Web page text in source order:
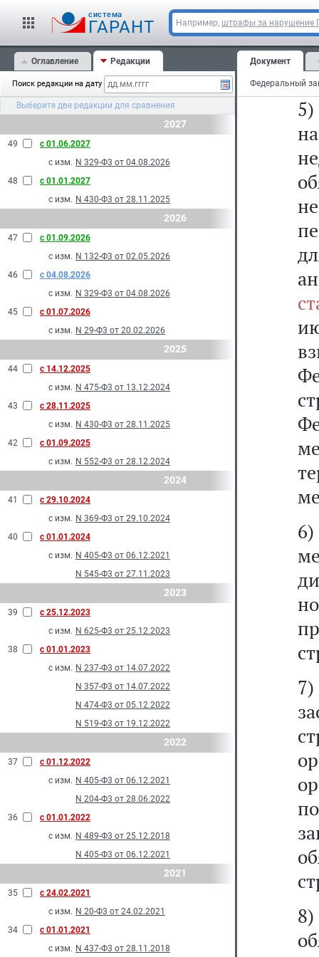
cистема
ГАРАНТ Например, штрафы за нарушение
Оглавление Редакции
Поиск редакции на дату
Выберите две редакции для сравнения
2027
49
с 01.06.2027
с изм. N 329-Ф3 от 04.08.2026
48
с 01.01.2027
с изм. N 430-Ф3 от 28.11.2025
2026
47
с 01.09.2026
с изм. N 132-Ф3 от 02.05.2026
46
с 04.08.2026
с изм. N 329-Ф3 от 04.08.2026
45
с 01.07.2026
с изм. N 29-Ф3 от 20.02.2026
2025
44
с 14.12.2025
с изм. N 475-Ф3 от 13.12.2024
43
с 28.11.2025
с изм. N 430-Ф3 от 28.11.2025
42
с 01.09.2025
с изм. N 552-Ф3 от 28.12.2024
2024
41
с 29.10.2024
с изм. N 369-Ф3 от 29.10.2024
40
с 01.01.2024
с изм. N 405-Ф3 от 06.12.2021
N 545-Ф3 от 27.11.2023
2023
39
с 25.12.2023
с изм. N 625-Ф3 от 25.12.2023
38
с 01.01.2023
с изм. N 237-Ф3 от 14.07.2022
N 357-Ф3 от 14.07.2022
N 474-Ф3 от 05.12.2022
N 519-Ф3 от 19.12.2022
2022
37
с 01.12.2022
с изм. N 405-Ф3 от 06.12.2021
N 204-Ф3 от 28.06.2022
36
с 01.01.2022
с изм. N 489-Ф3 от 25.12.2018
N 405-Ф3 от 06.12.2021
2021
35
с 24.02.2021
с изм. N 20-Ф3 от 24.02.2021
34
с 01.01.2021
с изм. N 437-Ф3 от 28.11.2018
Документ
5)